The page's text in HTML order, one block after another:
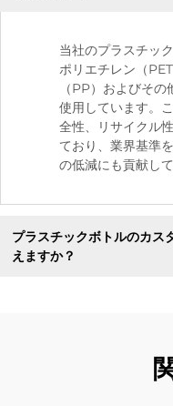
当社のプラスチッ
ポリエチレン（
（PP）およびそ
使用しています。
全性、リサイクル
ており、業界基準
の低減にも貢献して
プラスチックボトルのカス
えますか？